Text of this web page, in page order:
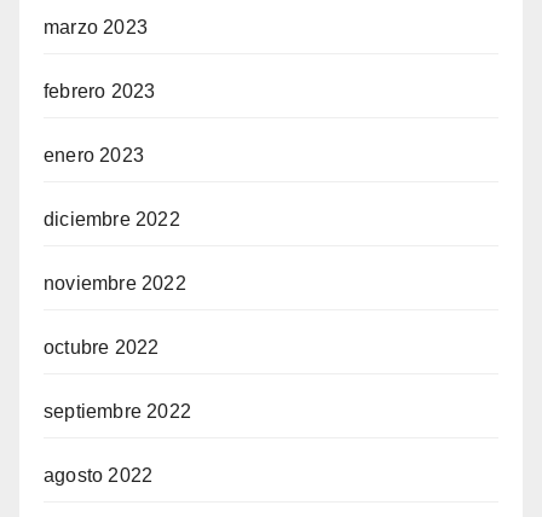
marzo 2023
febrero 2023
enero 2023
diciembre 2022
noviembre 2022
octubre 2022
septiembre 2022
agosto 2022